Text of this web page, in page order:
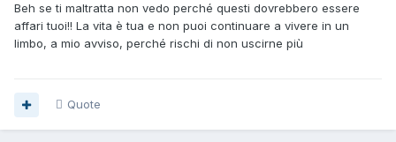
Beh se ti maltratta non vedo perché questi dovrebbero essere
affari tuoi!! La vita è tua e non puoi continuare a vivere in un
limbo, a mio avviso, perché rischi di non uscirne più
Quote